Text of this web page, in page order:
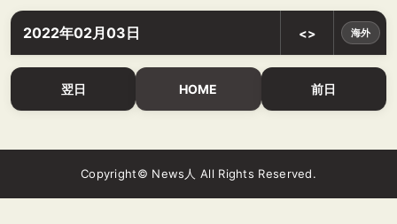
2022年02月03日 <> 海外
翌日 HOME 前日
Copyright© News人 All Rights Reserved.